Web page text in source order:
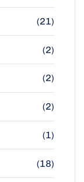
(21)
(2)
(2)
(2)
(1)
(18)